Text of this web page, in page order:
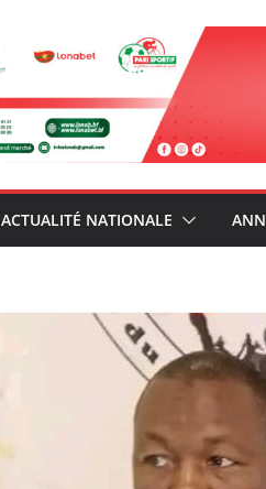
ACTUALITÉ NATIONALE